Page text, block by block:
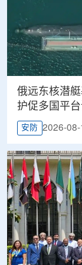
俄远东核潜
护促多国平
安防 2026-08-